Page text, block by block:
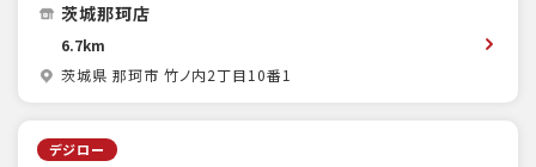
茨城那珂店
6.7km
茨城県 那珂市 竹ノ内2丁目10番1
デジロー